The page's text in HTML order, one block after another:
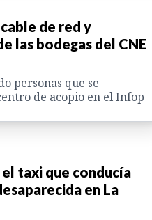
de red y
las bodegas del CNE
personas que se
de acopio en el Infop
taxi que conducía
en La